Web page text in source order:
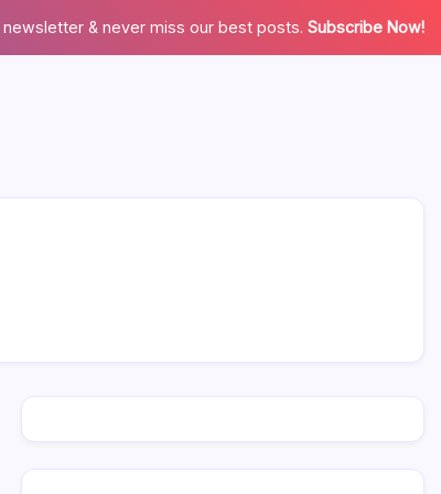
& never miss our best posts. Subscribe Now!